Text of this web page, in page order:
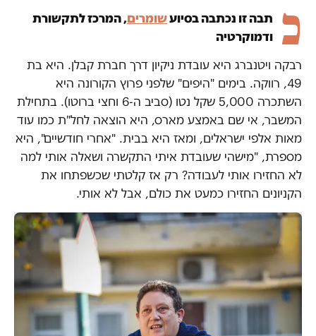
כ תבה זו נכתבה בסיועשומרים, המרכז לתקשורת
ודמוקרטיה
רבקה ויטנברג היא עובדת ניקיון דרך חברת קבלן. היא בת
49, רווקה. בימים "היפים" שלפני פרוץ הקורונה היא
השתכרה 5,000 שקל נטו (סביב ה-6 וחצי ברוטו). בתחילת
המשבר, אי שם באמצע מארס, היא הוצאה לחל"ת כמו עוד
מאות אלפי ישראלים, ומאז היא בבית. "אחרי חודשיים", היא
מספרת, "מישהי שעובדת איתי התקשרה ושאלה אותי למה
לא החזירו אותי לעבודה? רק אז קלטתי שכשפתחו את
הקניונים החזירו כמעט את כולם, אבל לא אותי.